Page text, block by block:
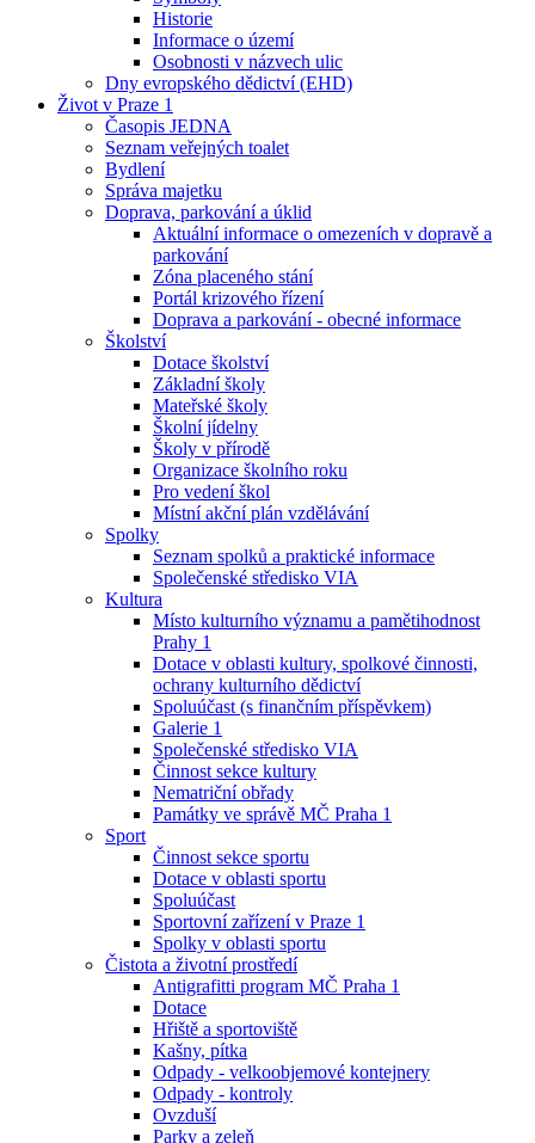
Historie
Informace o území
Osobnosti v názvech ulic
Dny evropského dědictví (EHD)
Život v Praze 1
Časopis JEDNA
Seznam veřejných toalet
Bydlení
Správa majetku
Doprava, parkování a úklid
Aktuální informace o omezeních v dopravě a
parkování
Zóna placeného stání
Portál krizového řízení
Doprava a parkování - obecné informace
Školství
Dotace školství
Základní školy
Mateřské školy
Školní jídelny
Školy v přírodě
Organizace školního roku
Pro vedení škol
Místní akční plán vzdělávání
Spolky
Seznam spolků a praktické informace
Společenské středisko VIA
Kultura
Místo kulturního významu a pamětihodnost
Prahy 1
Dotace v oblasti kultury, spolkové činnosti,
ochrany kulturního dědictví
Spoluúčast (s finančním příspěvkem)
Galerie 1
Společenské středisko VIA
Činnost sekce kultury
Nematriční obřady
Památky ve správě MČ Praha 1
Sport
Činnost sekce sportu
Dotace v oblasti sportu
Spoluúčast
Sportovní zařízení v Praze 1
Spolky v oblasti sportu
Čistota a životní prostředí
Antigrafitti program MČ Praha 1
Dotace
Hřiště a sportoviště
Kašny, pítka
Odpady - velkoobjemové kontejnery
Odpady - kontroly
Ovzduší
Parky a zeleň